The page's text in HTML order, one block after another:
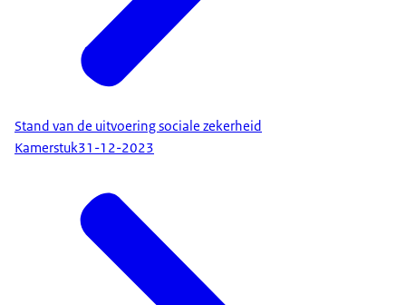
Stand van de uitvoering sociale zekerheid
Kamerstuk31-12-2023